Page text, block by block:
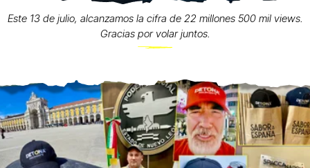
Este 13 de julio, alcanzamos la cifra de 22 millones 500 mil views.
Gracias por volar juntos.